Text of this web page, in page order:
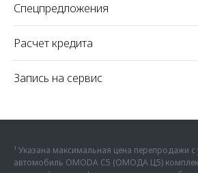
Спецпредложения
Расчет кредита
Запись на сервис
¹ Указана максимальная цена перепродажи с
автомобиль OMODA C5 (ОМОДА Ц5)